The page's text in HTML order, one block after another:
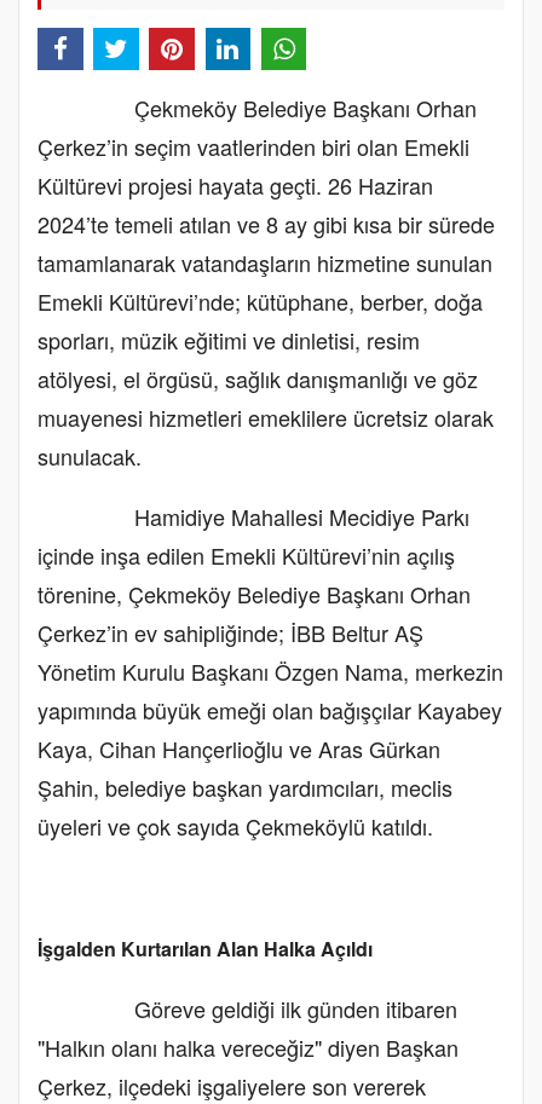
Çekmeköy Belediye Başkanı Orhan
Çerkez’in seçim vaatlerinden biri olan Emekli
Kültürevi projesi hayata geçti. 26 Haziran
2024’te temeli atılan ve 8 ay gibi kısa bir sürede
tamamlanarak vatandaşların hizmetine sunulan
Emekli Kültürevi’nde; kütüphane, berber, doğa
sporları, müzik eğitimi ve dinletisi, resim
atölyesi, el örgüsü, sağlık danışmanlığı ve göz
muayenesi hizmetleri emeklilere ücretsiz olarak
sunulacak.
Hamidiye Mahallesi Mecidiye Parkı
içinde inşa edilen Emekli Kültürevi’nin açılış
törenine, Çekmeköy Belediye Başkanı Orhan
Çerkez’in ev sahipliğinde; İBB Beltur AŞ
Yönetim Kurulu Başkanı Özgen Nama, merkezin
yapımında büyük emeği olan bağışçılar Kayabey
Kaya, Cihan Hançerlioğlu ve Aras Gürkan
Şahin, belediye başkan yardımcıları, meclis
üyeleri ve çok sayıda Çekmeköylü katıldı.
İşgalden Kurtarılan Alan Halka Açıldı
Göreve geldiği ilk günden itibaren
"Halkın olanı halka vereceğiz" diyen Başkan
Çerkez, ilçedeki işgaliyelere son vererek